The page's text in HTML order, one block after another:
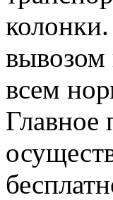
вывозом
всем